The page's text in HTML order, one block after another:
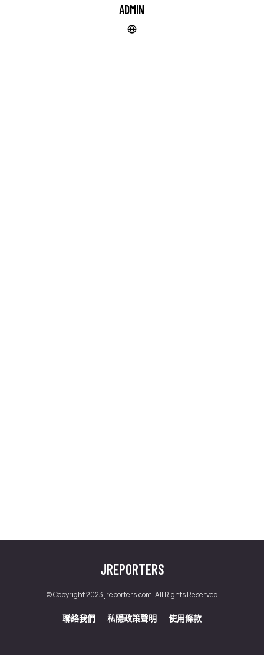
ADMIN
JREPORTERS
© Copyright 2023 jreporters.com, All Rights Reserved
聯絡我們 私隱政策聲明 使用條款